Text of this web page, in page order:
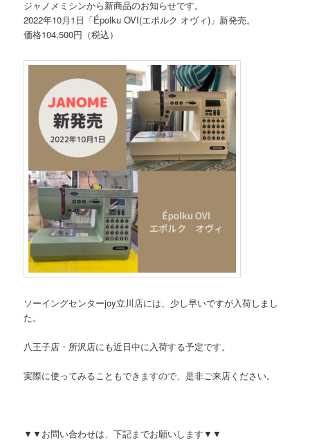
ジャノメミシンから新商品のお知らせです。
2022年10月1日「Épolku OVI(エポルク オヴィ)」新発売。
価格104,500円（税込）
ソーイングセンターjoy立川店には、少し早いですが入荷しまし
た。
八王子店・所沢店にも近日中に入荷する予定です。
実際に使ってみることもできますので、是非ご来店ください。
▼▼お問い合わせは、下記までお願いします▼▼